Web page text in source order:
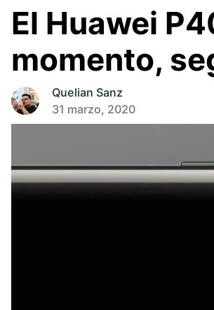
El Huawei
momento,
Quelian Sanz
31 marzo, 2020